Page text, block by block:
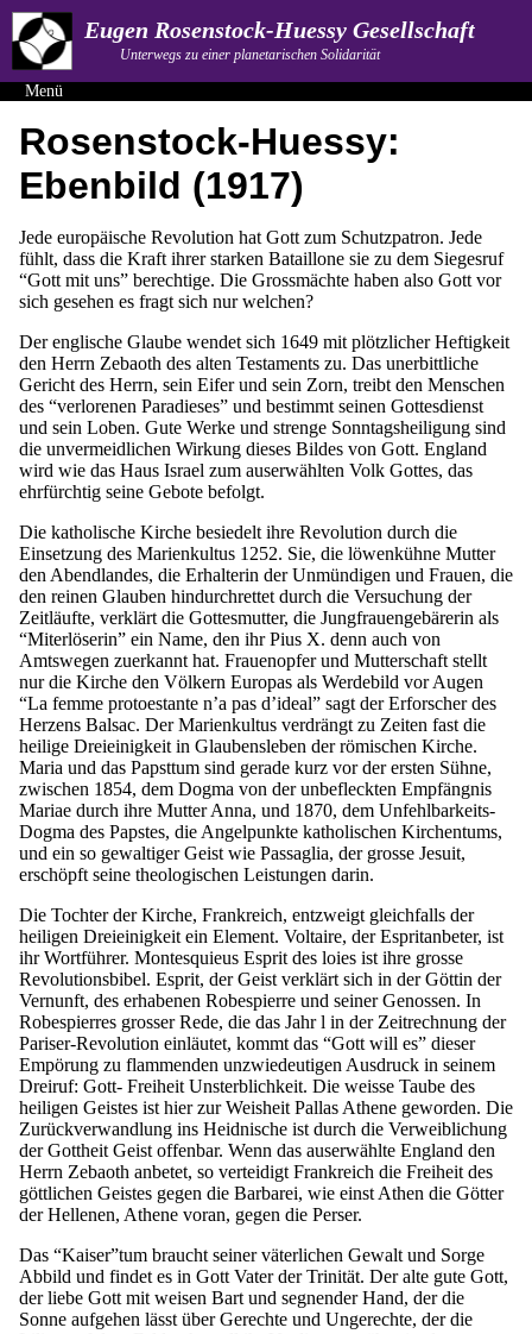
Eugen Rosenstock-Huessy Gesellschaft
Unterwegs zu einer planetarischen Solidarität
Menü
Rosenstock-Huessy:
Ebenbild (1917)
Jede europäische Revolution hat Gott zum Schutzpatron. Jede
fühlt, dass die Kraft ihrer starken Bataillone sie zu dem Siegesruf
“Gott mit uns” berechtige. Die Grossmächte haben also Gott vor
sich gesehen es fragt sich nur welchen?
Der englische Glaube wendet sich 1649 mit plötzlicher Heftigkeit
den Herrn Zebaoth des alten Testaments zu. Das unerbittliche
Gericht des Herrn, sein Eifer und sein Zorn, treibt den Menschen
des “verlorenen Paradieses” und bestimmt seinen Gottesdienst
und sein Loben. Gute Werke und strenge Sonntagsheiligung sind
die unvermeidlichen Wirkung dieses Bildes von Gott. England
wird wie das Haus Israel zum auserwählten Volk Gottes, das
ehrfürchtig seine Gebote befolgt.
Die katholische Kirche besiedelt ihre Revolution durch die
Einsetzung des Marienkultus 1252. Sie, die löwenkühne Mutter
den Abendlandes, die Erhalterin der Unmündigen und Frauen, die
den reinen Glauben hindurchrettet durch die Versuchung der
Zeitläufte, verklärt die Gottesmutter, die Jungfrauengebärerin als
“Miterlöserin” ein Name, den ihr Pius X. denn auch von
Amtswegen zuerkannt hat. Frauenopfer und Mutterschaft stellt
nur die Kirche den Völkern Europas als Werdebild vor Augen
“La femme protoestante n’a pas d’ideal” sagt der Erforscher des
Herzens Balsac. Der Marienkultus verdrängt zu Zeiten fast die
heilige Dreieinigkeit in Glaubensleben der römischen Kirche.
Maria und das Papsttum sind gerade kurz vor der ersten Sühne,
zwischen 1854, dem Dogma von der unbefleckten Empfängnis
Mariae durch ihre Mutter Anna, und 1870, dem Unfehlbarkeits-
Dogma des Papstes, die Angelpunkte katholischen Kirchentums,
und ein so gewaltiger Geist wie Passaglia, der grosse Jesuit,
erschöpft seine theologischen Leistungen darin.
Die Tochter der Kirche, Frankreich, entzweigt gleichfalls der
heiligen Dreieinigkeit ein Element. Voltaire, der Espritanbeter, ist
ihr Wortführer. Montesquieus Esprit des loies ist ihre grosse
Revolutionsbibel. Esprit, der Geist verklärt sich in der Göttin der
Vernunft, des erhabenen Robespierre und seiner Genossen. In
Robespierres grosser Rede, die das Jahr l in der Zeitrechnung der
Pariser-Revolution einläutet, kommt das “Gott will es” dieser
Empörung zu flammenden unzwiedeutigen Ausdruck in seinem
Dreiruf: Gott- Freiheit Unsterblichkeit. Die weisse Taube des
heiligen Geistes ist hier zur Weisheit Pallas Athene geworden. Die
Zurückverwandlung ins Heidnische ist durch die Verweiblichung
der Gottheit Geist offenbar. Wenn das auserwählte England den
Herrn Zebaoth anbetet, so verteidigt Frankreich die Freiheit des
göttlichen Geistes gegen die Barbarei, wie einst Athen die Götter
der Hellenen, Athene voran, gegen die Perser.
Das “Kaiser”tum braucht seiner väterlichen Gewalt und Sorge
Abbild und findet es in Gott Vater der Trinität. Der alte gute Gott,
der liebe Gott mit weisen Bart und segnender Hand, der die
Sonne aufgehen lässt über Gerechte und Ungerechte, der die